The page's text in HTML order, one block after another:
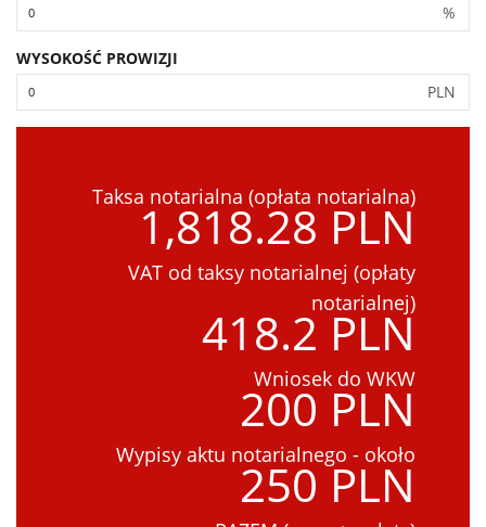
%
WYSOKOŚĆ PROWIZJI
PLN
Taksa notarialna (opłata notarialna)
1,818.28 PLN
VAT od taksy notarialnej (opłaty
notarialnej)
418.2 PLN
Wniosek do WKW
200 PLN
Wypisy aktu notarialnego - około
250 PLN